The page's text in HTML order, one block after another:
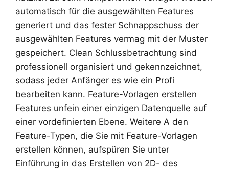
automatisch für die ausgewählten Features
generiert und das fester Schnappschuss der
ausgewählten Features vermag mit der Muster
gespeichert. Clean Schlussbetrachtung sind
professionell organisiert und gekennzeichnet,
sodass jeder Anfänger es wie ein Profi
bearbeiten kann. Feature-Vorlagen erstellen
Features unfein einer einzigen Datenquelle auf
einer vordefinierten Ebene. Weitere A den
Feature-Typen, die Sie mit Feature-Vorlagen
erstellen können, aufspüren Sie unter
Einführung in das Erstellen von 2D- des